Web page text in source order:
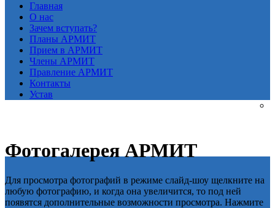
Главная
О нас
Зачем вступать?
Планы АРМИТ
Прием в АРМИТ
Члены АРМИТ
Правление АРМИТ
Контакты
Устав
Фотогалерея АРМИТ
Для просмотра фотографий в режиме слайд-шоу щелкните на
любую фотографию, и когда она увеличится, то под ней
появятся дополнительные возможности просмотра. Нажмите